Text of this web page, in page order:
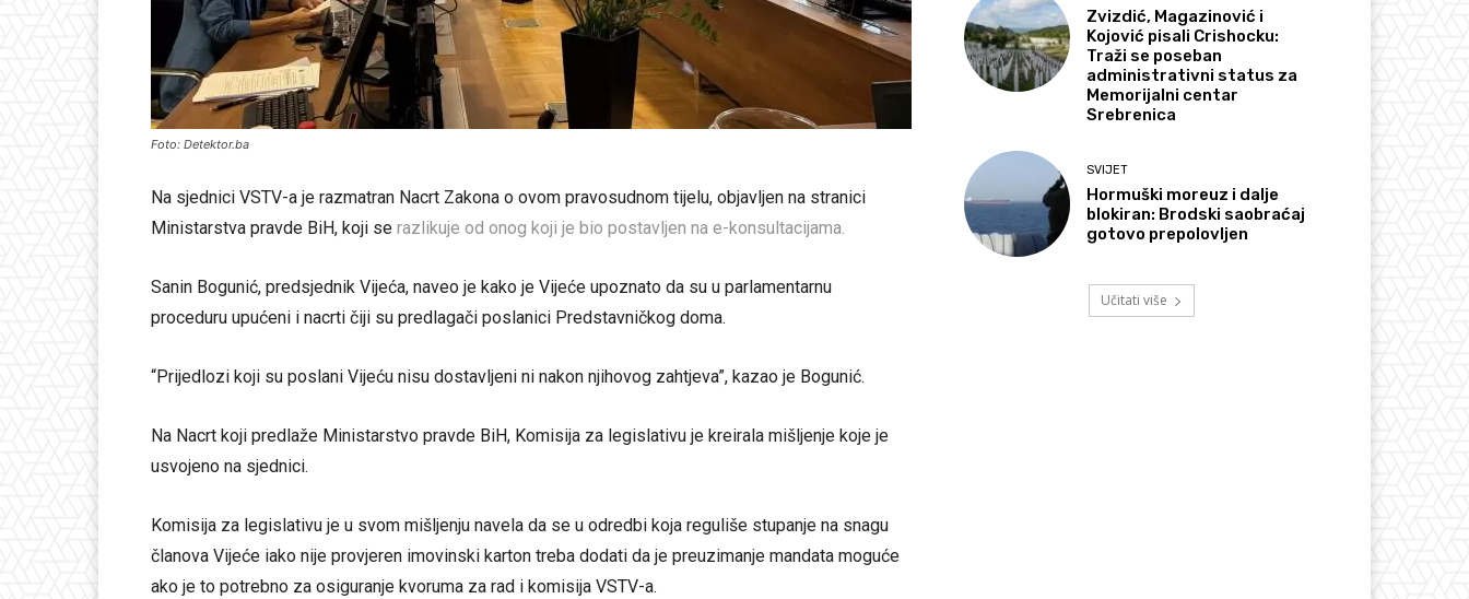
Foto: Detektor.ba
Na sjednici VSTV-a je razmatran Nacrt Zakona o ovom pravosudnom tijelu, objavljen na stranici
Ministarstva pravde BiH, koji se razlikuje od onog koji je bio postavljen na e-konsultacijama.
Sanin Bogunić, predsjednik Vijeća, naveo je kako je Vijeće upoznato da su u parlamentarnu
proceduru upućeni i nacrti čiji su predlagači poslanici Predstavničkog doma.
“Prijedlozi koji su poslani Vijeću nisu dostavljeni ni nakon njihovog zahtjeva”, kazao je Bogunić.
Na Nacrt koji predlaže Ministarstvo pravde BiH, Komisija za legislativu je kreirala mišljenje koje je
usvojeno na sjednici.
Komisija za legislativu je u svom mišljenju navela da se u odredbi koja reguliše stupanje na snagu
članova Vijeće iako nije provjeren imovinski karton treba dodati da je preuzimanje mandata moguće
ako je to potrebno za osiguranje kvoruma za rad i komisija VSTV-a.
Zvizdić, Magazinović i
Kojović pisali Crishocku:
Traži se poseban
administrativni status za
Memorijalni centar
Srebrenica
SVIJET
Hormuški moreuz i dalje
blokiran: Brodski saobraćaj
gotovo prepolovljen
Učitati više